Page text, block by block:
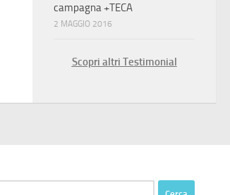
campagna +TECA
2 MAGGIO 2016
Scopri altri Testimonial